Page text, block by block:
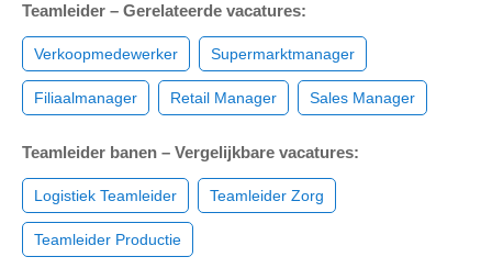
Teamleider – Gerelateerde vacatures:
Verkoopmedewerker Supermarktmanager
Filiaalmanager Retail Manager Sales Manager
Teamleider banen – Vergelijkbare vacatures:
Logistiek Teamleider Teamleider Zorg
Teamleider Productie